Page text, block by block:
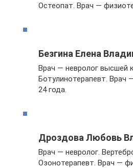
Остеопат. Врач —
Безгина Елена
Врач — невролог высшей
Ботулинотерапевт. Врач
24 года.
Дроздова Любовь
Врач — невролог.
Озонотерапевт. Врач —